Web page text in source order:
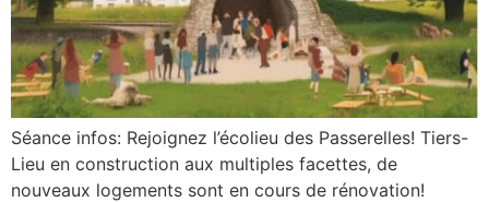
Séance infos: Rejoignez l’écolieu des Passerelles! Tiers-
Lieu en construction aux multiples facettes, de
nouveaux logements sont en cours de rénovation!